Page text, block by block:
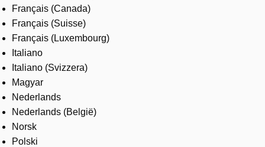
Français (Canada)
Français (Suisse)
Français (Luxembourg)
Italiano
Italiano (Svizzera)
Magyar
Nederlands
Nederlands (België)
Norsk
Polski